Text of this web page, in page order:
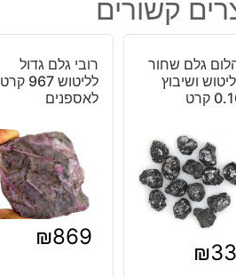
מלוטש
לשיבוץ
אפריקה
משקל:
קרט
קשורים
גלם שחור
ושיבוץ
קרט
₪33
רובי גלם גדול
לליטוש 967 קרט
לאספנים
₪869